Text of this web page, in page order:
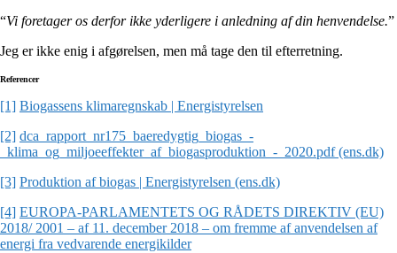
“Vi foretager os derfor ikke yderligere i anledning af din henvendelse.”
Jeg er ikke enig i afgørelsen, men må tage den til efterretning.
Referencer
[1] Biogassens klimaregnskab | Energistyrelsen
[2] dca_rapport_nr175_baeredygtig_biogas_-
_klima_og_miljoeeffekter_af_biogasproduktion_-_2020.pdf (ens.dk)
[3] Produktion af biogas | Energistyrelsen (ens.dk)
[4] EUROPA-PARLAMENTETS OG RÅDETS DIREKTIV (EU)
2018/ 2001 – af 11. december 2018 – om fremme af anvendelsen af
energi fra vedvarende energikilder